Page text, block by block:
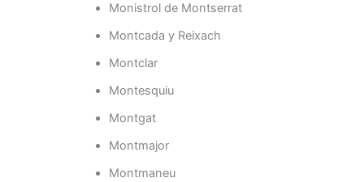
Monistrol de Montserrat
Montcada y Reixach
Montclar
Montesquiu
Montgat
Montmajor
Montmaneu